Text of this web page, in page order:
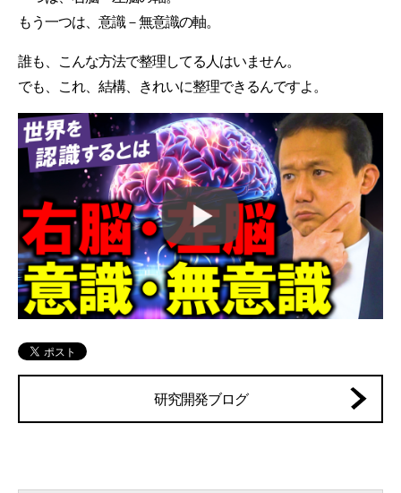
もう一つは、意識－無意識の軸。
誰も、こんな方法で整理してる人はいません。
でも、これ、結構、きれいに整理できるんですよ。
研究開発ブログ